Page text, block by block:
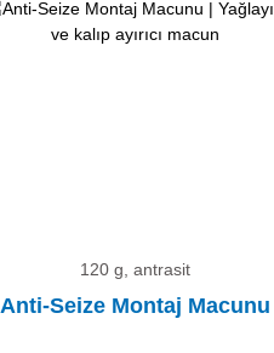
120 g, antrasit
Anti-Seize Montaj Macunu